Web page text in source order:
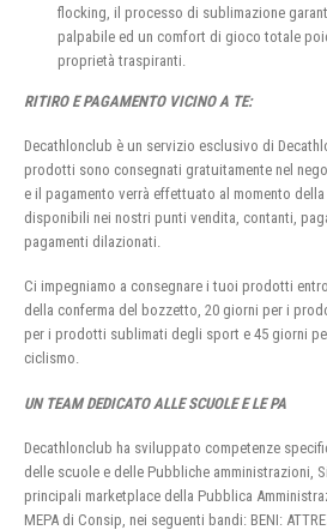
flocking, il processo di sublimazione
palpabile ed un comfort di gioco totale
proprietà traspiranti.
RITIRO E PAGAMENTO VICINO A TE:
Decathlonclub è un servizio esclusivo di
prodotti sono consegnati gratuitamente nel
e il pagamento verrà effettuato al momento
disponibili nei nostri punti vendita, contanti,
pagamenti dilazionati.
Ci impegniamo a consegnare i tuoi prodotti
della conferma del bozzetto, 20 giorni per i
per i prodotti sublimati degli sport e 45 giorni
ciclismo.
UN TEAM DEDICATO ALLE SCUOLE E LE PA
Decathlonclub ha sviluppato competenze
delle scuole e delle Pubbliche amministrazioni,
principali marketplace della Pubblica
MEPA di Consip, nei seguenti bandi: BENI: